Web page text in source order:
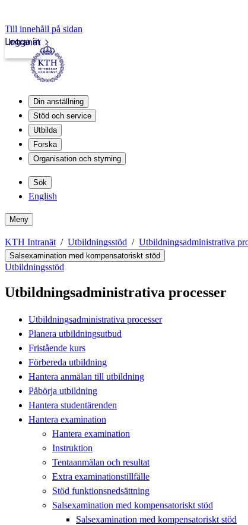
Till innehåll på sidan
Intranät
Logga in
Din anställning
Stöd och service
Utbilda
Forska
Organisation och styrning
Sök
English
Meny
KTH Intranät Utbildningsstöd Utbildningsadministrativa
Salsexamination med kompensatoriskt stöd
Utbildningsstöd
Utbildningsadministrativa processer
Utbildningsadministrativa processer
Planera utbildningsutbud
Fristående kurs
Förbereda utbildning
Hantera anmälan till utbildning
Påbörja utbildning
Hantera studentärenden
Hantera examination
Hantera examination
Instruktion
Tentaanmälan och resultat
Extra examinationstillfälle
Stöd funktionsnedsättning
Salsexamination med kompensatoriskt stöd
Salsexamination med kompensatoriskt stöd